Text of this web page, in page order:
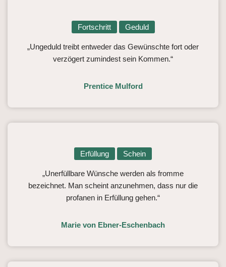
Fortschritt Geduld
„Ungeduld treibt entweder das Gewünschte fort oder
verzögert zumindest sein Kommen.“
Prentice Mulford
Erfüllung Schein
„Unerfüllbare Wünsche werden als fromme
bezeichnet. Man scheint anzunehmen, dass nur die
profanen in Erfüllung gehen.“
Marie von Ebner-Eschenbach